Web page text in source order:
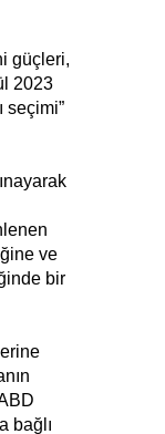
güçleri,
2023
seçimi”
ve
bir
bağlı